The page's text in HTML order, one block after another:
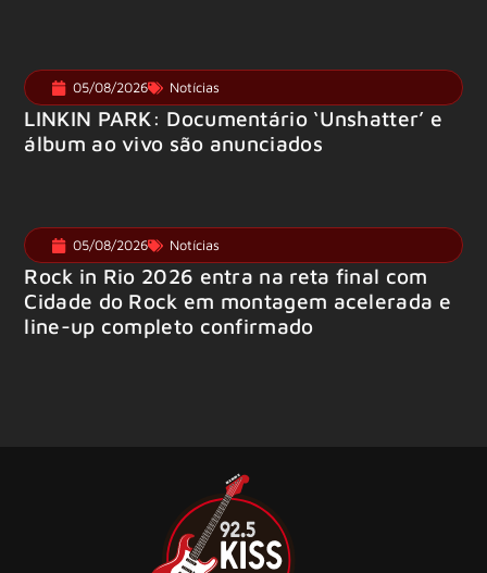
05/08/2026 Notícias
LINKIN PARK: Documentário ‘Unshatter’ e
álbum ao vivo são anunciados
05/08/2026 Notícias
Rock in Rio 2026 entra na reta final com
Cidade do Rock em montagem acelerada e
line-up completo confirmado